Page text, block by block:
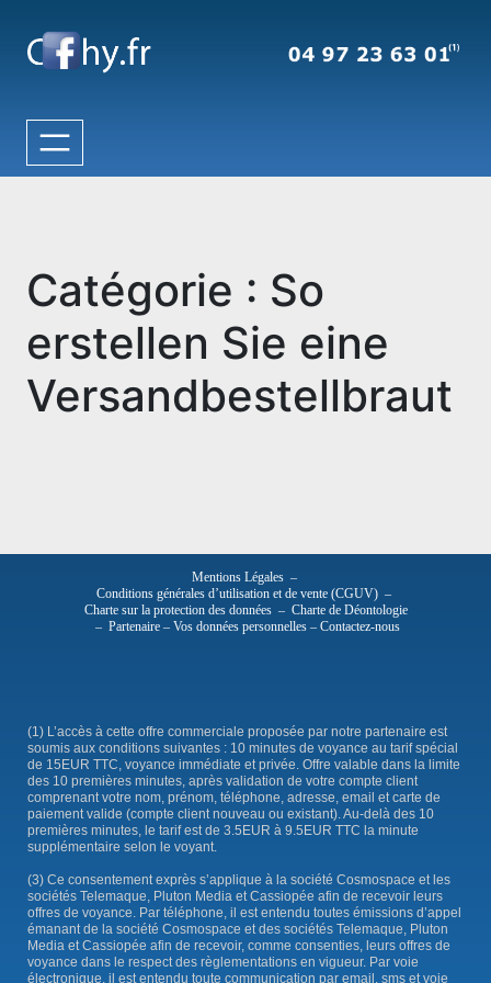
contenu
Catégorie : So
erstellen Sie eine
Versandbestellbraut
Mentions Légales –
Conditions générales d’utilisation et de vente (CGUV) –
Charte sur la protection des données – Charte de Déontologie
– Partenaire – Vos données personnelles – Contactez-nous
(1) L’accès à cette offre commerciale proposée par notre partenaire est
soumis aux conditions suivantes : 10 minutes de voyance au tarif spécial
de 15EUR TTC, voyance immédiate et privée. Offre valable dans la limite
des 10 premières minutes, après validation de votre compte client
comprenant votre nom, prénom, téléphone, adresse, email et carte de
paiement valide (compte client nouveau ou existant). Au-delà des 10
premières minutes, le tarif est de 3.5EUR à 9.5EUR TTC la minute
supplémentaire selon le voyant.
(3) Ce consentement exprès s’applique à la société Cosmospace et les
sociétés Telemaque, Pluton Media et Cassiopée afin de recevoir leurs
offres de voyance. Par téléphone, il est entendu toutes émissions d’appel
émanant de la société Cosmospace et des sociétés Telemaque, Pluton
Media et Cassiopée afin de recevoir, comme consenties, leurs offres de
voyance dans le respect des règlementations en vigueur. Par voie
électronique, il est entendu toute communication par email, sms et voie